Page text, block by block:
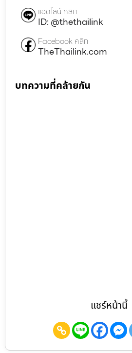
แอดไลน์ คลิก
ID: @thethailink
Facebook คลิก
TheThailink.com
บทความที่คล้ายกัน
แชร์หน้านี้